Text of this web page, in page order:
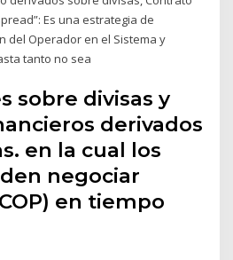
Es una estrategia de
del Operador en el Sistema y
tanto no sea
sobre divisas y
derivados
en la cual los
negociar
en tiempo